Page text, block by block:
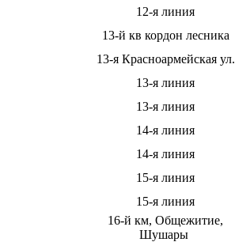
12-я линия
13-й кв кордон лесника
13-я Красноармейская ул.
13-я линия
13-я линия
14-я линия
14-я линия
15-я линия
15-я линия
16-й км, Общежитие,
Шушары